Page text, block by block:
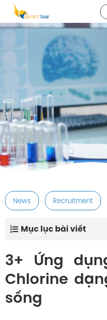
post
News Recruitment
Mục lục bài viết
3+ Ứng
Chlorine
sống